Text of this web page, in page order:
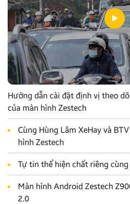
Hướng dẫn cài đặt định vị theo
của màn hình Zestech
Cùng Hùng Lâm XeHay và
hình Zestech
Tự tin thể hiện chất riêng
Màn hình Android Zestech
2.0